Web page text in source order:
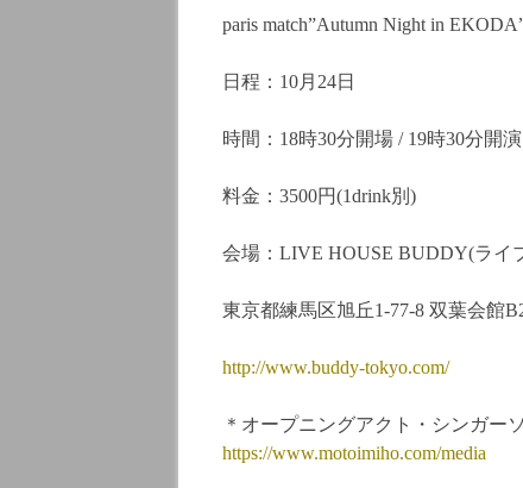
paris match”Autumn Night in
日程：10月24日
時間：18時30分開場 / 19時30分開演
料金：3500円(1drink別)
会場：LIVE HOUSE BUDDY(ライ
東京都練馬区旭丘1-77-8 双葉会館
http://www.buddy-tokyo.com/
＊オープニングアクト・シンガー
https://www.motoimiho.com/media